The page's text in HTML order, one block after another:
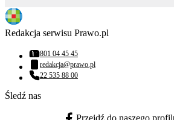
Redakcja serwisu Prawo.pl
Numer telefonu:
801 04 45 45
Adres email:
redakcja@prawo.pl
Numer telefonu:
22 535 88 00
Śledź nas